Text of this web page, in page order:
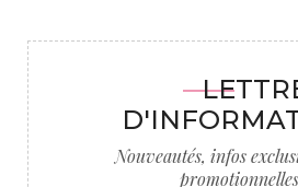
Nouveautés, infos